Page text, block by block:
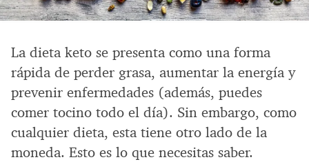
La dieta keto se presenta como una forma
rápida de perder grasa, aumentar la energía y
prevenir enfermedades (además, puedes
comer tocino todo el día). Sin embargo, como
cualquier dieta, esta tiene otro lado de la
moneda. Esto es lo que necesitas saber.